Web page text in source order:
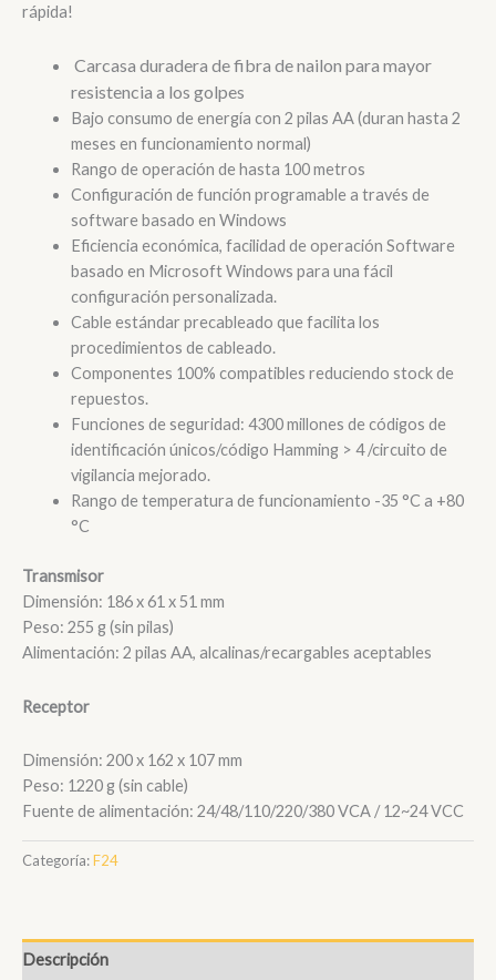
rápida!
Carcasa duradera de fibra de nailon para mayor
resistencia a los golpes
Bajo consumo de energía con 2 pilas AA (duran hasta 2
meses en funcionamiento normal)
Rango de operación de hasta 100 metros
Configuración de función programable a través de
software basado en Windows
Eficiencia económica, facilidad de operación Software
basado en Microsoft Windows para una fácil
configuración personalizada.
Cable estándar precableado que facilita los
procedimientos de cableado.
Componentes 100% compatibles reduciendo stock de
repuestos.
Funciones de seguridad: 4300 millones de códigos de
identificación únicos/código Hamming > 4 /circuito de
vigilancia mejorado.
Rango de temperatura de funcionamiento -35 °C a +80
°C
Transmisor
Dimensión: 186 x 61 x 51 mm
Peso: 255 g (sin pilas)
Alimentación: 2 pilas AA, alcalinas/recargables aceptables
Receptor
Dimensión: 200 x 162 x 107 mm
Peso: 1220 g (sin cable)
Fuente de alimentación: 24/48/110/220/380 VCA / 12~24 VCC
Categoría:F24
Descripción